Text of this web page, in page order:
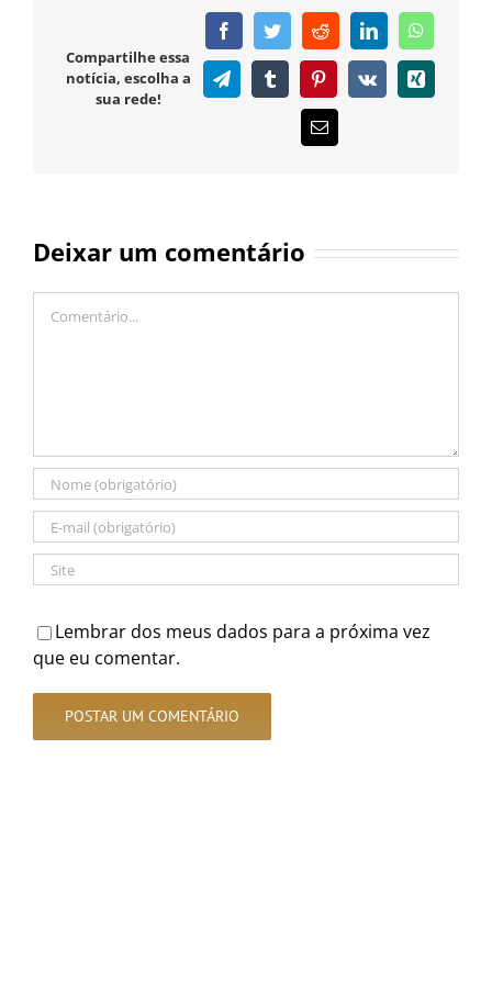
Compartilhe essa
notícia, escolha a
sua rede!
FacebookTwitterRedditLinkedIn
TelegramTumblr PinterestVk Xing
E-
mail
Deixar um comentário
Lembrar dos meus dados para a próxima vez
que eu comentar.